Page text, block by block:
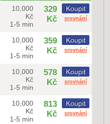
10,000
Kč
1-5 min
329
Kč
Koupit
srovnání
10,000
Kč
1-5 min
359
Kč
Koupit
srovnání
10,000
Kč
1-5 min
578
Kč
Koupit
srovnání
10,000
Kč
1-5 min
813
Kč
Koupit
srovnání